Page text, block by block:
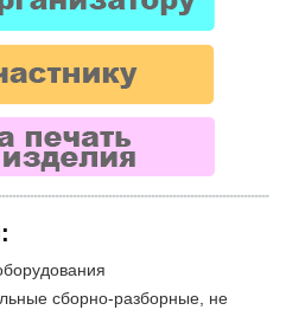
сборно-разборные, не